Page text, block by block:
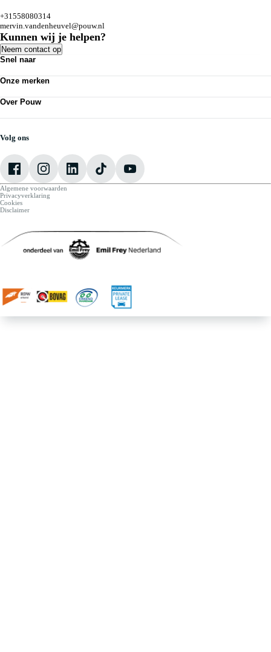
+31558080314
mervin.vandenheuvel@pouw.nl
Kunnen wij je helpen?
Neem contact op
Snel naar
Bedrijfswagens
Nieuws
Vestigingen
Onze merken
Audi
Škoda
VW Bedrijfswagens
Over Pouw
Over Pouw
Vacatures
Volg ons
Algemene voorwaarden
Privacyverklaring
Cookies
Disclaimer